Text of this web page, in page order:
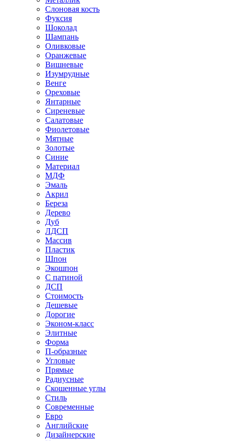
Слоновая кость
Фуксия
Шоколад
Шампань
Оливковые
Оранжевые
Вишневые
Изумрудные
Венге
Ореховые
Янтарные
Сиреневые
Салатовые
Фиолетовые
Мятные
Золотые
Синие
Материал
МДФ
Эмаль
Акрил
Береза
Дерево
Дуб
ЛДСП
Массив
Пластик
Шпон
Экошпон
С патиной
ДСП
Стоимость
Дешевые
Дорогие
Эконом-класс
Элитные
Форма
П-образные
Угловые
Прямые
Радиусные
Скошенные углы
Стиль
Современные
Евро
Английские
Дизайнерские